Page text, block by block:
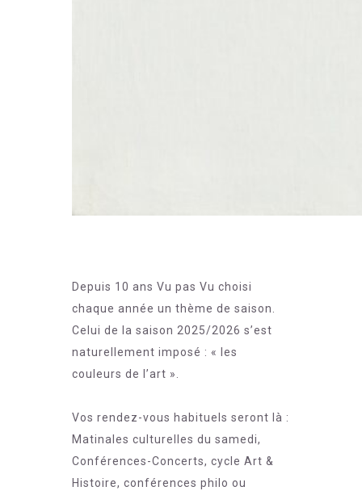
Depuis 10 ans Vu pas Vu choisi
chaque année un thème de saison.
Celui de la saison 2025/2026 s’est
naturellement imposé : « les
couleurs de l’art ».
Vos rendez-vous habituels seront là :
Matinales culturelles du samedi,
Conférences-Concerts, cycle Art &
Histoire, conférences philo ou